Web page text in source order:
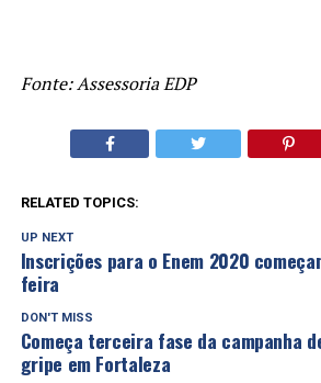
Fonte: Assessoria EDP
RELATED TOPICS:
UP NEXT
Inscrições para o Enem 2020
feira
DON'T MISS
Começa terceira fase da campanha
gripe em Fortaleza